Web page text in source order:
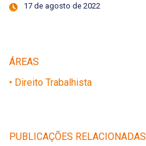
17 de agosto de 2022
ÁREAS
• Direito Trabalhista
PUBLICAÇÕES RELACIONADAS